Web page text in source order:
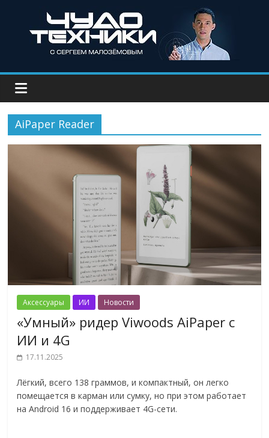
AiPaper Reader
Аксессуары ИИ Новости
«Умный» ридер Viwoods AiPaper с
ИИ и 4G
17.11.2025
Лёгкий, всего 138 граммов, и компактный, он легко
помещается в карман или сумку, но при этом работает
на Android 16 и поддерживает 4G-сети.